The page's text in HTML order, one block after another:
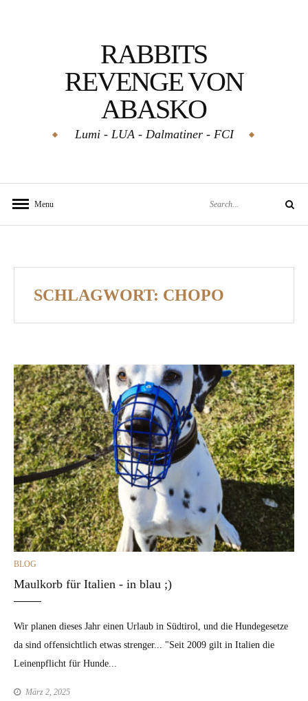
RABBITS
REVENGE VON
ABASKO
Lumi - LUA - Dalmatiner - FCI
Menu Search
SCHLAGWORT: CHOPO
CATEGORIES
BLOG
Maulkorb für Italien - in blau ;)
Wir planen dieses Jahr einen Urlaub in Südtirol, und die Hundegesetze
da sind offensichtlich etwas strenger... "Seit 2009 gilt in Italien die
Leinenpflicht für Hunde...
März 2, 2025